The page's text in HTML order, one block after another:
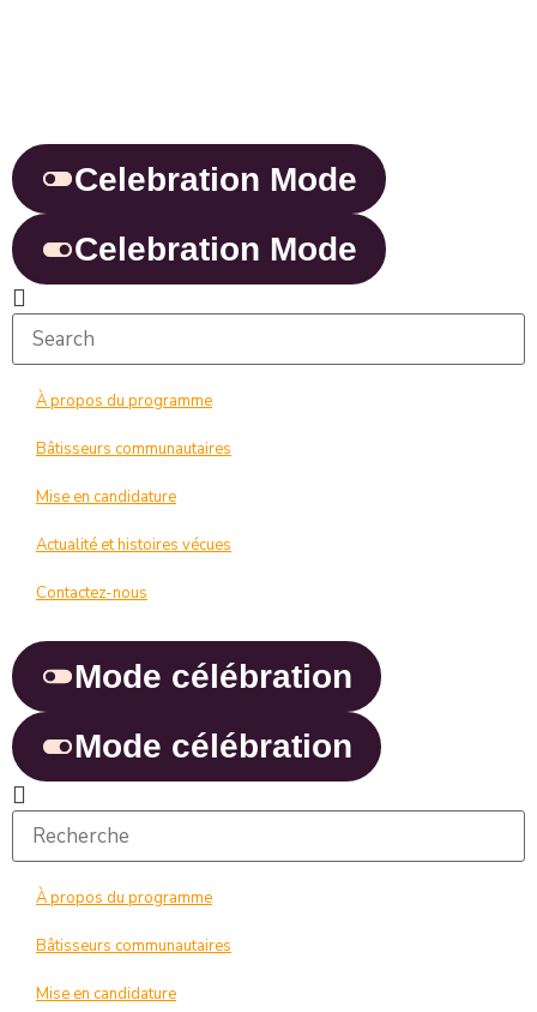
Celebration Mode
Celebration Mode
À propos du programme
Bâtisseurs communautaires
Mise en candidature
Actualité et histoires vécues
Contactez-nous
Mode célébration
Mode célébration
À propos du programme
Bâtisseurs communautaires
Mise en candidature